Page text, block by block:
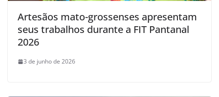
Artesãos mato-grossenses apresentam
seus trabalhos durante a FIT Pantanal
2026
3 de junho de 2026